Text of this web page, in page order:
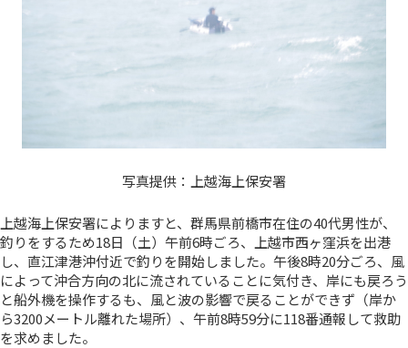
写真提供：上越海上保安署
上越海上保安署によりますと、群馬県前橋市在住の40代男性が、
釣りをするため18日（土）午前6時ごろ、上越市西ヶ窪浜を出港
し、直江津港沖付近で釣りを開始しました。午後8時20分ごろ、風
によって沖合方向の北に流されていることに気付き、岸にも戻ろう
と船外機を操作するも、風と波の影響で戻ることができず（岸か
ら3200メートル離れた場所）、午前8時59分に118番通報して救助
を求めました。